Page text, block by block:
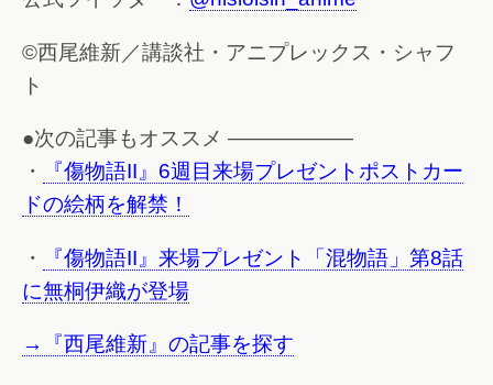
©西尾維新／講談社・アニプレックス・シャフ
ト
●次の記事もオススメ ——————
・
『傷物語II』6週目来場プレゼントポストカー
ドの絵柄を解禁！
・
『傷物語II』来場プレゼント「混物語」第8話
に無桐伊織が登場
→『西尾維新』の記事を探す